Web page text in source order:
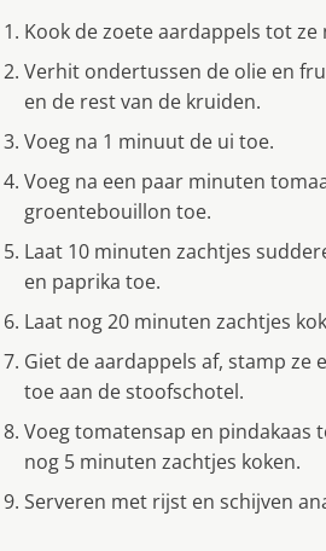
Kook de zoete aardappels tot ze
Verhit ondertussen de olie en
en de rest van de kruiden.
Voeg na 1 minuut de ui toe.
Voeg na een paar minuten
groentebouillon toe.
Laat 10 minuten zachtjes
en paprika toe.
Laat nog 20 minuten zachtjes
Giet de aardappels af, stamp ze
toe aan de stoofschotel.
Voeg tomatensap en pindakaas
nog 5 minuten zachtjes koken.
Serveren met rijst en schijven